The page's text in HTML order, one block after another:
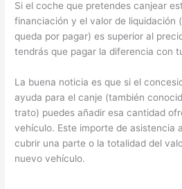
Si el coche que pretendes canjear
financiación y el valor de liquidación
queda por pagar) es superior al
tendrás que pagar la diferencia con
La buena noticia es que si el
ayuda para el canje (también
trato) puedes añadir esa cantidad
vehículo. Este importe de asistencia
cubrir una parte o la totalidad del
nuevo vehículo.